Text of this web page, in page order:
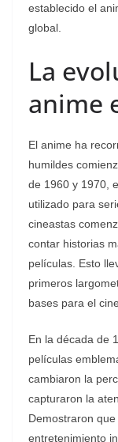
establecido el
global.
La
anime
El anime ha
humildes
de 1960 y 1970,
utilizado para
cineastas
contar historias
películas. Esto
primeros
bases para el
En la década de
películas
cambiaron la
capturaron la
Demostraron
entretenimiento